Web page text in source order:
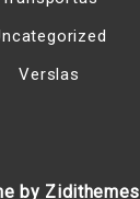
Verslas
by Zidithemes